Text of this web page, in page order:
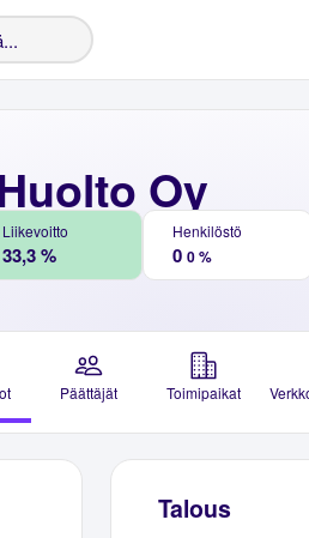
Oy
Liikevoitto
33,3 %
Henkilöstö
0 0 %
Päättäjät Toimipaikat
Talous